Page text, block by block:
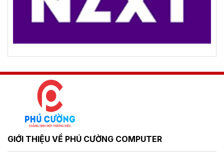
GIỚI THIỆU VỀ PHÚ CƯỜNG COMPUTER